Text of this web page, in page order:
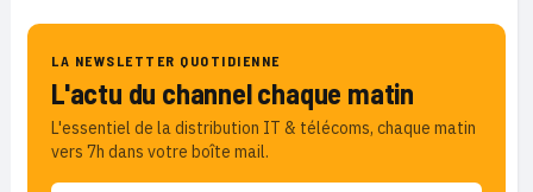
LA NEWSLETTER QUOTIDIENNE
L'actu du channel chaque matin
L'essentiel de la distribution IT & télécoms, chaque matin
vers 7h dans votre boîte mail.